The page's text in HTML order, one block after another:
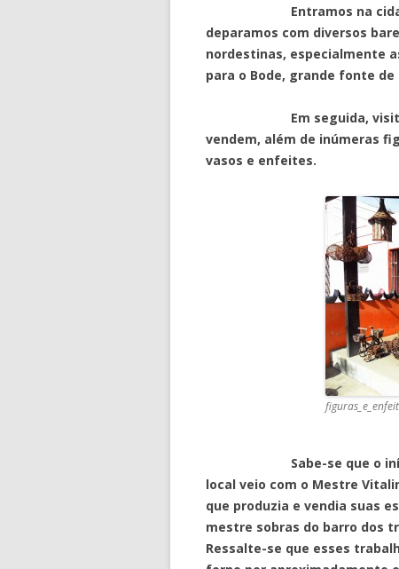
Entramos na
deparamos com diversos
nordestinas, especialmente
para o Bode, grande fonte
Em seguida, visitamos
vendem, além de inúmeras
vasos e enfeites.
Sabe-se que o início
local veio com o Mestre
que produzia e vendia suas
mestre sobras do barro dos
Ressalte-se que esses